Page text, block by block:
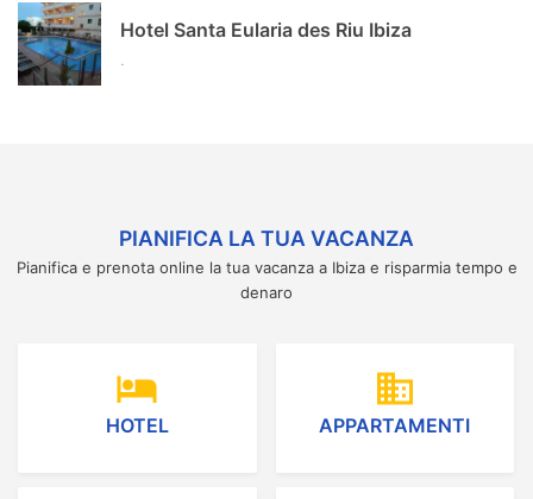
Hotel Santa Eularia des Riu Ibiza
PIANIFICA LA TUA VACANZA
Pianifica e prenota online la tua vacanza a Ibiza e risparmia tempo e
denaro
hotel
HOTEL
domain
APPARTAMENTI